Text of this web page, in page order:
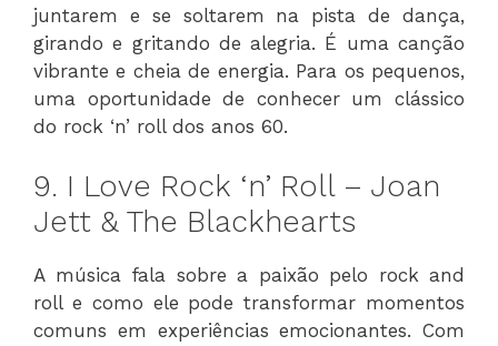
juntarem e se soltarem na pista de dança,
girando e gritando de alegria. É uma canção
vibrante e cheia de energia. Para os pequenos,
uma oportunidade de conhecer um clássico
do rock ‘n’ roll dos anos 60.
9. I Love Rock ‘n’ Roll – Joan
Jett & The Blackhearts
A música fala sobre a paixão pelo rock and
roll e como ele pode transformar momentos
comuns em experiências emocionantes. Com